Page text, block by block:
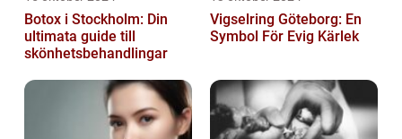
Botox i Stockholm: Din
ultimata guide till
skönhetsbehandlingar
Vigselring Göteborg: En
Symbol För Evig Kärlek